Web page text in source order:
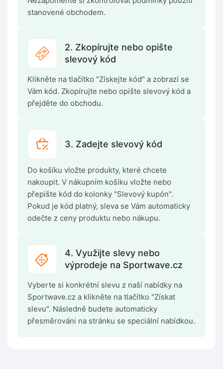
stanovené obchodem.
2. Zkopírujte nebo opište
slevový kód
Klikněte na tlačítko "Získejte kód" a zobrazí se
Vám kód. Zkopírujte nebo opište slevový kód a
přejděte do obchodu.
3. Zadejte slevový kód
Do košíku vložte produkty, které chcete
nakoupit. V nákupním košíku vložte nebo
přepište kód do kolonky "Slevový kupón".
Pokud je kód platný, sleva se Vám automaticky
odečte z ceny produktu nebo nákupu.
4. Využijte slevy nebo
výprodeje na Sportwave.cz
Vyberte si konkrétní slevu z naší nabídky na
Sportwave.cz a klikněte na tlačítko "Získat
slevu". Následně budete automaticky
přesměrováni na stránku se speciální nabídkou.